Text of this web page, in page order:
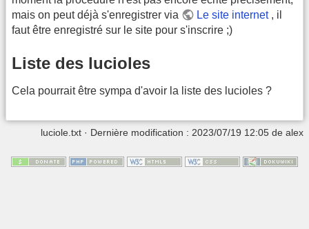
mais on peut déjà s'enregistrer via
Le site internet, il
faut être enregistré sur le site pour s'inscrire ;)
Liste des lucioles
Cela pourrait être sympa d'avoir la liste des lucioles ?
luciole.txt · Dernière modification : 2023/07/19 12:05 de alex